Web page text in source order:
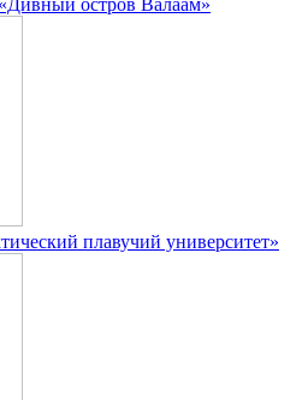
остров Валаам»
плавучий университет»